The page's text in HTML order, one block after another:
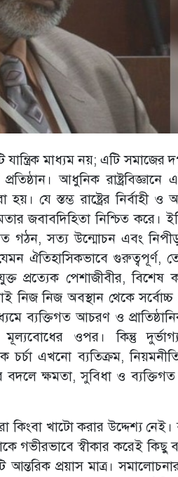
মাধ্যম নয়; এটি সমাজের
আধুনিক
হয়। যে স্তম্ভ রাষ্ট্রের
জবাবদিহিতা নিশ্চিত করে।
গঠন, সত্য উন্মোচন এবং
ঐতিহাসিকভাবে গুরুত্বপূর্ণ,
প্রত্যেক পেশাজীবীর,
নিজ নিজ অবস্থান থেকে সর্বোচ্চ
ব্যক্তিগত আচরণ ও
ওপর। কিন্তু
চর্চা এখনো ব্যতিক্রম,
বদলে ক্ষমতা, সুবিধা ও ব্যক্তিগত
খাটো করার উদ্দেশ্য নেই।
গভীরভাবে স্বীকার করেই
প্রয়াস মাত্র।